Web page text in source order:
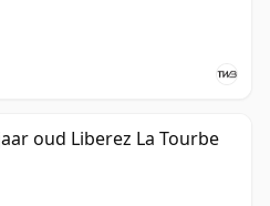
oud Liberez La Tourbe